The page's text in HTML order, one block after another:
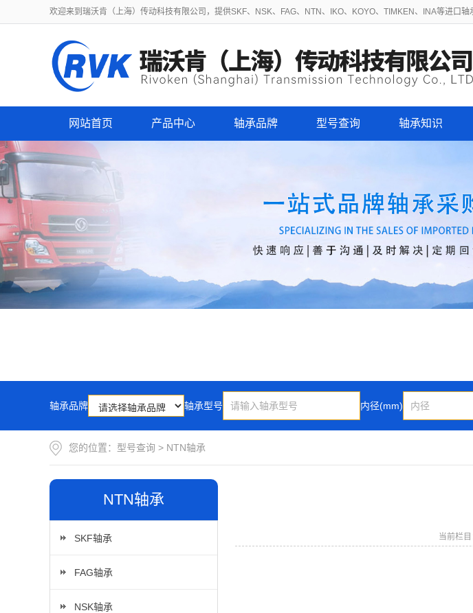
欢迎来到瑞沃肯（上海）传动科技有限公司，提供SKF、NSK、FAG、NTN、IKO、KOYO、TIMKEN、INA等进口轴
网站首页 产品中心 轴承品牌 型号查询 轴承知识
轴承品牌 轴承型号 内径(mm)
您的位置： 型号查询 > NTN轴承
NTN轴承
SKF轴承
FAG轴承
NSK轴承
当前栏